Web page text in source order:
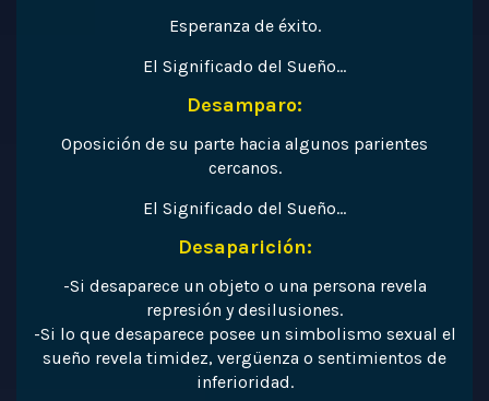
Esperanza de éxito.
El Significado del Sueño…
Desamparo:
Oposición de su parte hacia algunos parientes
cercanos.
El Significado del Sueño…
Desaparición:
-Si desaparece un objeto o una persona revela
represión y desilusiones.
-Si lo que desaparece posee un simbolismo sexual el
sueño revela timidez, vergüenza o sentimientos de
inferioridad.